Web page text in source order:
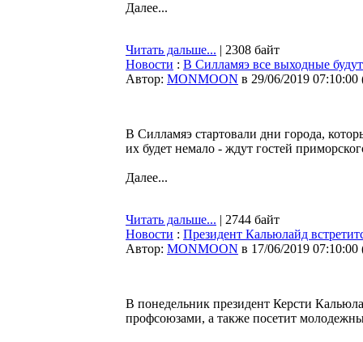
Далее...
Читать дальше... | 2308 байт
Новости : В Силламяэ все выходные
Автор: MONMOON в 29/06/2019 07:10:00
В Силламяэ стартовали дни города,
их будет немало - ждут гостей
Далее...
Читать дальше... | 2744 байт
Новости : Президент Кальюлайд
Автор: MONMOON в 17/06/2019 07:10:00
В понедельник президент Керсти
профсоюзами, а также посетит